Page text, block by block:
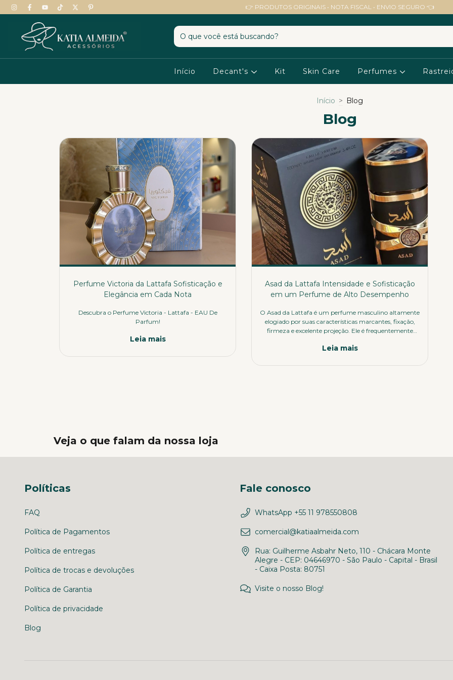
👉 PRODUTOS ORIGINAIS • NOTA FISCAL • ENVIO SEGURO 👈
Início Decant's Kit Skin Care Perfumes
Início > Blog
Blog
Perfume Victoria da Lattafa Sofisticação e
Elegância em Cada Nota
Descubra o Perfume Victoria - Lattafa - EAU De
Parfum!
Leia mais
Asad da Lattafa Intensidade e Sofisticação
em um Perfume de Alto Desempenho
O Asad da Lattafa é um perfume masculino altamente
elogiado por suas características marcantes, fixação,
firmeza e excelente projeção. Ele é frequentemente
proposta intensa e sofisticada.
Leia mais
Veja o que falam da nossa loja
Políticas
FAQ
Política de Pagamentos
Política de entregas
Política de trocas e devoluções
Política de Garantia
Política de privacidade
Blog
Fale conosco
WhatsApp +55 11 978550808
comercial@katiaalmeida.com
Rua: Guilherme Asbahr Neto, 110 - Chácara Monte
Alegre - CEP: 04646970 - São Paulo - Capital - Brasil
- Caixa Posta: 80751
Visite o nosso Blog!